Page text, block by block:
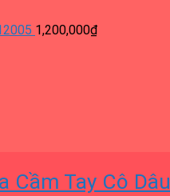
1,200,000₫
Cầm Tay Cô Dâu